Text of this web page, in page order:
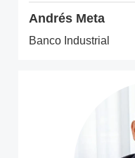
Andrés Meta
Banco Industrial